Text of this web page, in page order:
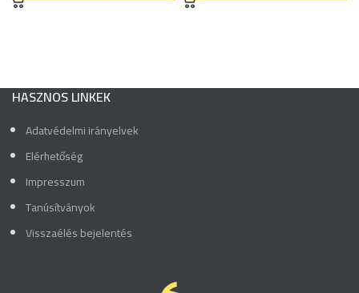
HASZNOS LINKEK
Adatvédelmi irányelvek
Elérhetőség
Impresszum
Tanúsítványok
Visszaélés bejelentés